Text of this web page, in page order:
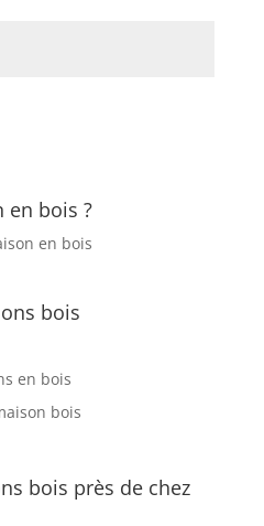
en bois ?
bois
en bois
bois
bois près de chez